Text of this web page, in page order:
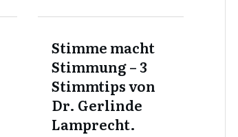
Stimme macht
Stimmung – 3
Stimmtips von
Dr. Gerlinde
Lamprecht.